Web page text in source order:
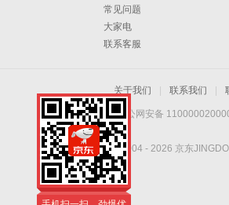
常见问题
大家电
联系客服
关于我们 联系我们
京公网安备
Copyright © 2004 - 2026 京东
手机扫一扫，劲爆优
惠触手可得！